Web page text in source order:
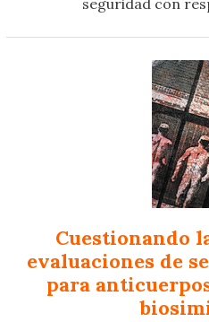
seguridad con
Cuestionando
evaluaciones de
para